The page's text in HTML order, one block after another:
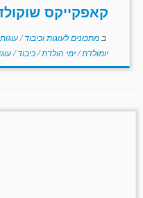
קאפקייקס
ב מתכונים לעוגות וכיבוד/
יומולדת/ימי הולדת/כיבוד/